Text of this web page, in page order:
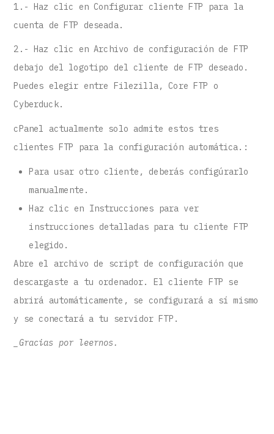
1.- Haz clic en Configurar cliente FTP para la
cuenta de FTP deseada.
2.- Haz clic en Archivo de configuración de FTP
debajo del logotipo del cliente de FTP deseado.
Puedes elegir entre Filezilla, Core FTP o
Cyberduck.
cPanel actualmente solo admite estos tres
clientes FTP para la configuración automática.:
Para usar otro cliente, deberás configúrarlo
manualmente.
Haz clic en Instrucciones para ver
instrucciones detalladas para tu cliente FTP
elegido.
Abre el archivo de script de configuración que
descargaste a tu ordenador. El cliente FTP se
abrirá automáticamente, se configurará a sí mismo
y se conectará a tu servidor FTP.
_Gracias por leernos.